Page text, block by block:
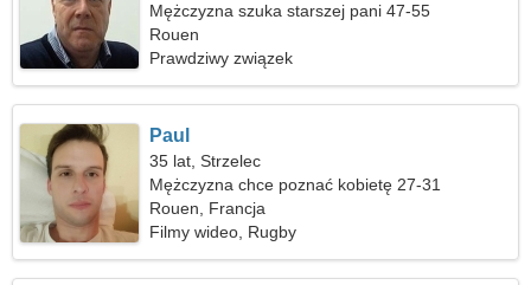
Mężczyzna szuka starszej pani 47-55
Rouen
Prawdziwy związek
Paul
35 lat, Strzelec
Mężczyzna chce poznać kobietę 27-31
Rouen, Francja
Filmy wideo, Rugby